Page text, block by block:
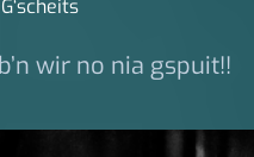
wir no nia gspuit!!